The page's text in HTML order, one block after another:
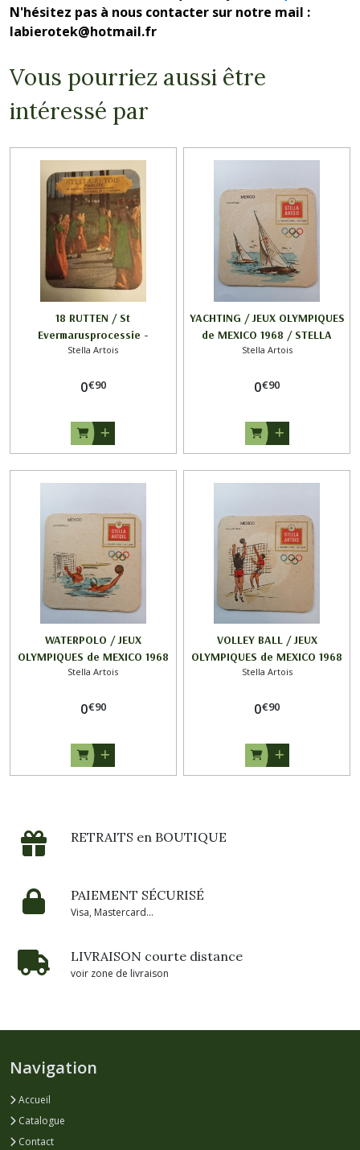
N'hésitez pas à nous contacter sur notre mail :
labierotek@hotmail.fr
Vous pourriez aussi être
intéressé par
18 RUTTEN / St
Evermarusprocessie -
Procession de St Evermeire /
Stella Artois
0€90
YACHTING / JEUX OLYMPIQUES
de MEXICO 1968 / STELLA
ARTOIS
Stella Artois
0€90
WATERPOLO / JEUX
OLYMPIQUES de MEXICO 1968
/ STELLA ARTOIS
Stella Artois
0€90
VOLLEY BALL / JEUX
OLYMPIQUES de MEXICO 1968
/ STELLA ARTOIS
Stella Artois
0€90
RETRAITS en BOUTIQUE
PAIEMENT SÉCURISÉ
Visa, Mastercard...
LIVRAISON courte distance
voir zone de livraison
Navigation
Accueil
Catalogue
Contact